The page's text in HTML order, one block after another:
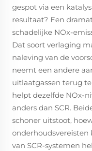
gespot via een
resultaat? Een
schadelijke NOx-
Dat soort verlaging
naleving van de
neemt een andere
uitlaatgassen terug
helpt dezelfde NOx-
anders dan SCR.
schoner uitstoot,
onderhoudsvereisten
van SCR-systemen